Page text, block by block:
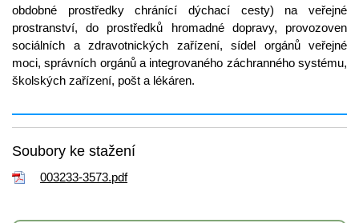
obdobné prostředky chránící dýchací cesty) na veřejné
prostranství, do prostředků hromadné dopravy, provozoven
sociálních a zdravotnických zařízení, sídel orgánů veřejné
moci, správních orgánů a integrovaného záchranného systému,
školských zařízení, pošt a lékáren.
Soubory ke stažení
003233-3573.pdf